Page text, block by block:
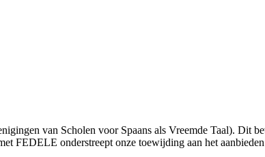
van Scholen voor Spaans als Vreemde Taal). Dit
FEDELE onderstreept onze toewijding aan het